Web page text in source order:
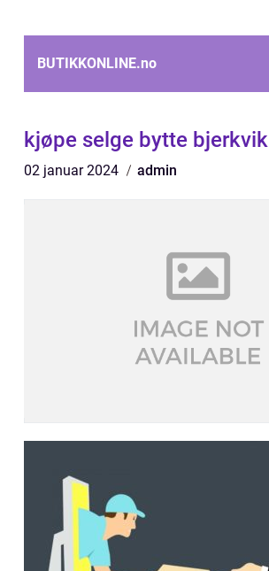
BUTIKKONLINE.no
kjøpe selge bytte bjerkvik
02 januar 2024 admin